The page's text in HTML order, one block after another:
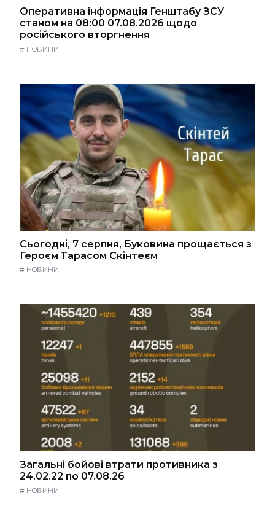
Оперативна інформація Генштабу ЗСУ
станом на 08:00 07.08.2026 щодо
російського вторгнення
# НОВИНИ
Сьогодні, 7 серпня, Буковина прощається з
Героєм Тарасом Скінтеєм
# НОВИНИ
Загальні бойові втрати противника з
24.02.22 по 07.08.26
# НОВИНИ